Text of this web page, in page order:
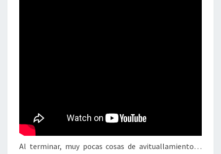
Al terminar, muy pocas cosas de avituallamiento…